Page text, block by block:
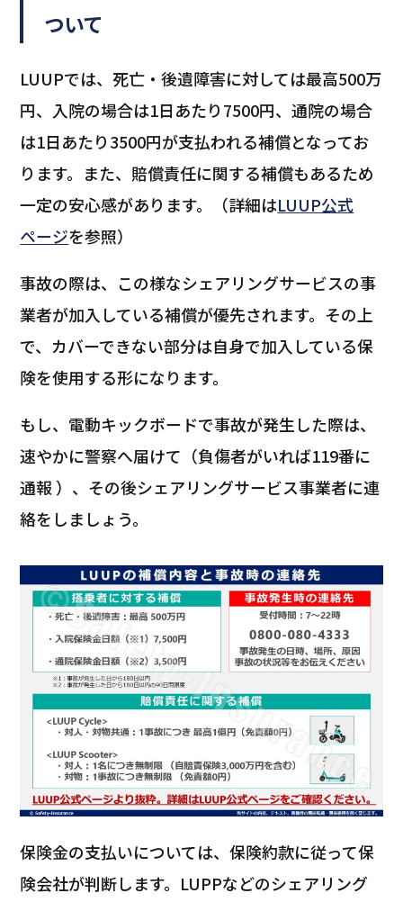
ついて
LUUPでは、死亡・後遺障害に対しては最高500万
円、入院の場合は1日あたり7500円、通院の場合
は1日あたり3500円が支払われる補償となってお
ります。また、賠償責任に関する補償もあるため
一定の安心感があります。（詳細はLUUP公式
ページを参照）
事故の際は、この様なシェアリングサービスの事
業者が加入している補償が優先されます。その上
で、カバーできない部分は自身で加入している保
険を使用する形になります。
もし、電動キックボードで事故が発生した際は、
速やかに警察へ届けて（負傷者がいれば119番に
通報 ）、その後シェアリングサービス事業者に連
絡をしましょう。
保険金の支払いについては、保険約款に従って保
険会社が判断します。LUPPなどのシェアリング